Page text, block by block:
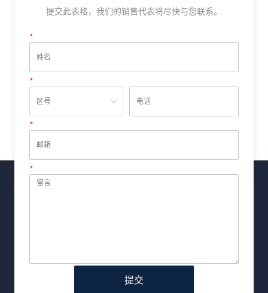
提交此表格，我们的销售代表将尽快与您联系。
*姓名
*电话
*邮箱
*留言
提交